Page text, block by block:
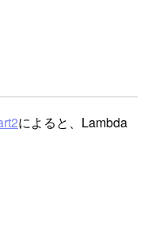
によると、Lambda